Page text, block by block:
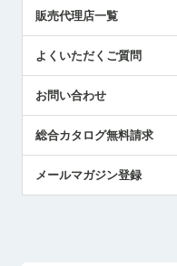
中小企業のBCP地震対策
センサのテクニカルガイド
社長ブログ
販売代理店一覧
よくいただくご質問
お問い合わせ
総合カタログ無料請求
メールマガジン登録